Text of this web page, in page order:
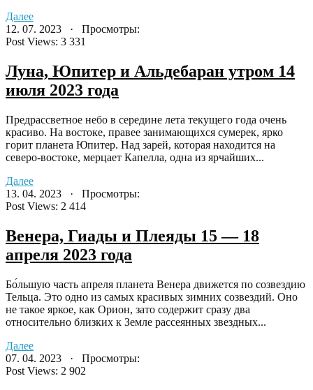
Далее
12. 07. 2023 · Просмотры:
Post Views: 3 331
Луна, Юпитер и Альдебаран утром 14
июля 2023 года
Предрассветное небо в середине лета текущего года очень
красиво. На востоке, правее занимающихся сумерек, ярко
горит планета Юпитер. Над зарей, которая находится на
северо-востоке, мерцает Капелла, одна из ярчайших...
Далее
13. 04. 2023 · Просмотры:
Post Views: 2 414
Венера, Гиады и Плеяды 15 — 18
апреля 2023 года
Бо́льшую часть апреля планета Венера движется по созвездию
Тельца. Это одно из самых красивых зимних созвездий. Оно
не такое яркое, как Орион, зато содержит сразу два
относительно близких к Земле рассеянных звездных...
Далее
07. 04. 2023 · Просмотры:
Post Views: 2 902